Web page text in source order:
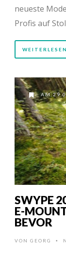
neueste
Profis auf
WEITERLESEN
AM
SWYPE
E-
BEVOR
VON GEORG •